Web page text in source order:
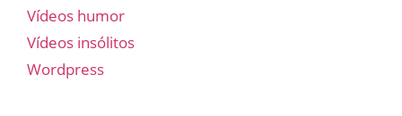
Vídeos humor
Vídeos insólitos
Wordpress